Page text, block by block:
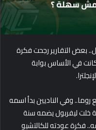
بعض التقارير رجحت فكرة
كانت في الأساس بوابة
وفي الناديين بدأ اسمه
ليفربول يضمه سنة
فكرة عودته للكالتشيو